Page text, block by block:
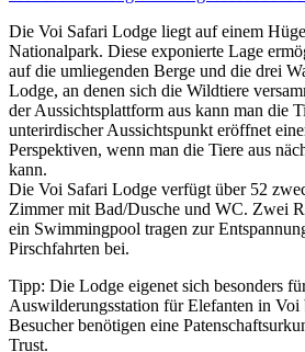
Die Voi Safari Lodge liegt auf einem
Nationalpark. Diese exponierte Lage
auf die umliegenden Berge und die drei
Lodge, an denen sich die Wildtiere
der Aussichtsplattform aus kann man die
unterirdischer Aussichtspunkt eröffnet
Perspektiven, wenn man die Tiere aus
kann.
Die Voi Safari Lodge verfügt über 52
Zimmer mit Bad/Dusche und WC. Zwei
ein Swimmingpool tragen zur
Pirschfahrten bei.
Tipp: Die Lodge eigenet sich besonders
Auswilderungsstation für Elefanten in Voi
Besucher benötigen eine
Trust.